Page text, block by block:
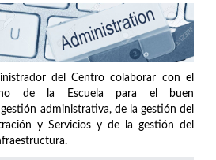
del Centro colaborar con el
de la Escuela para el buen
administrativa, de la gestión del
y Servicios y de la gestión del